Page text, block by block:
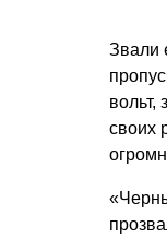
Звали
вольт,
своих